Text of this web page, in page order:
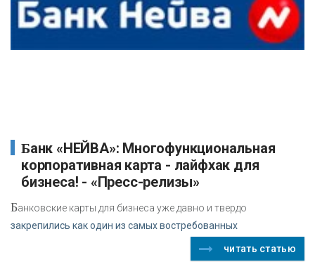
Банк «НЕЙВА»: Многофункциональная
корпоративная карта - лайфхак для
бизнеса! - «Пресс-релизы»
Банковские карты для бизнеса уже давно и твердо
закрепились как один из самых востребованных
читать статью